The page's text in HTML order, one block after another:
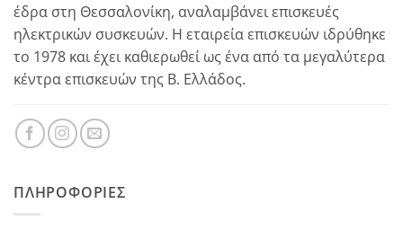
έδρα στη Θεσσαλονίκη, αναλαμβάνει επισκευές
ηλεκτρικών συσκευών. Η εταιρεία επισκευών ιδρύθηκε
το 1978 και έχει καθιερωθεί ως ένα από τα μεγαλύτερα
κέντρα επισκευών της Β. Ελλάδος.
ΠΛΗΡΟΦΟΡΊΕΣ